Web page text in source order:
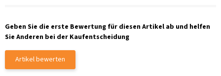
Geben Sie die erste Bewertung für diesen Artikel ab und helfen
Sie Anderen bei der Kaufentscheidung
Artikel bewerten